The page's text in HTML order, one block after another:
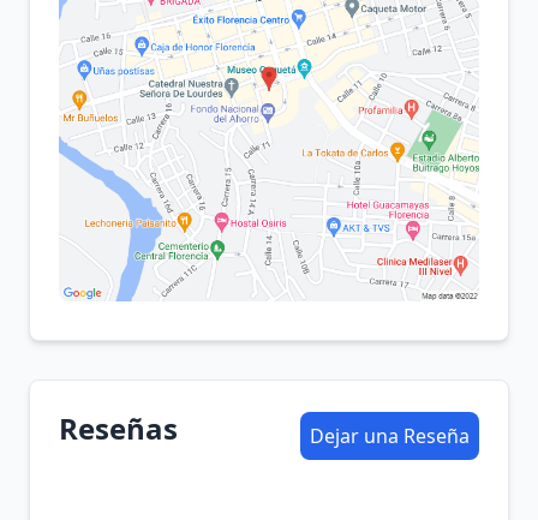
Reseñas Dejar una Reseña